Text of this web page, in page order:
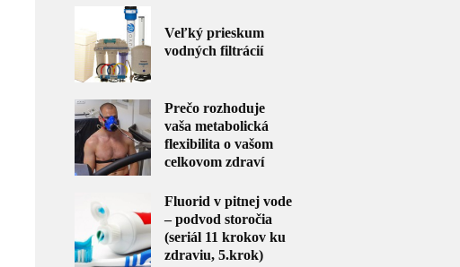
Veľký prieskum
vodných filtrácií
Prečo rozhoduje
vaša metabolická
flexibilita o vašom
celkovom zdraví
Fluorid v pitnej vode
– podvod storočia
(seriál 11 krokov ku
zdraviu, 5.krok)